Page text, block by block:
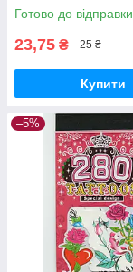
Готово до відправки
23,75 ₴ 25 ₴
Купити
–5%